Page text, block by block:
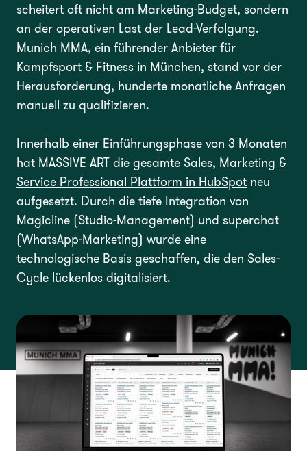
Über Uns
scheitert oft nicht am Marketing-Budget, sondern
an der operativen Last der Lead-Verfolgung.
Munich MMA, ein führender Anbieter für
Kampfsport & Fitness in München, stand vor der
Herausforderung, hunderte monatliche Anfragen
manuell zu qualifizieren.
Innerhalb einer Einführungsphase von 3 Monaten
hat MASSIVE ART die gesamte Sales, Marketing &
Service Professional Plattform in HubSpot neu
aufgesetzt. Durch die tiefe Integration von
Magicline (Studio-Management) und superchat
(WhatsApp-Marketing) wurde eine
technologische Basis geschaffen, die den Sales-
Cycle lückenlos digitalisiert.